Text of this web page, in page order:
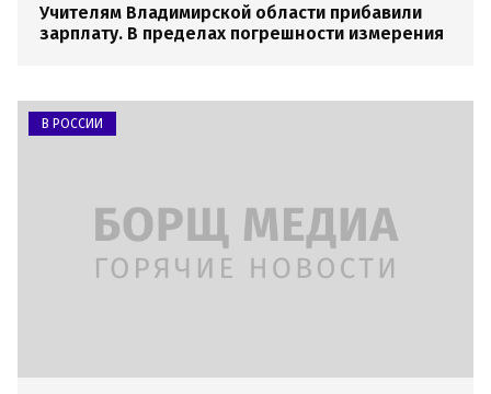
Учителям Владимирской области прибавили
зарплату. В пределах погрешности измерения
В РОССИИ